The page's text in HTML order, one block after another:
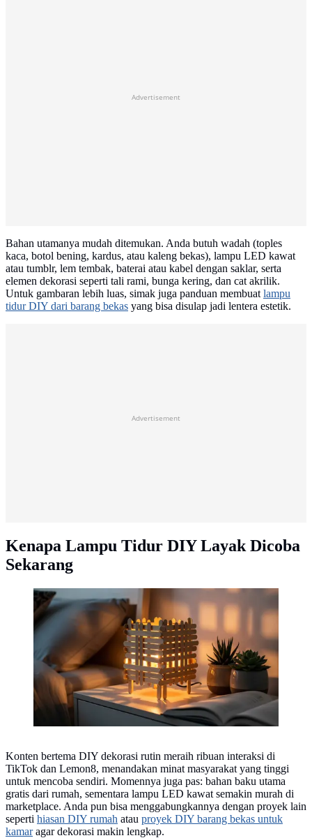
Advertisement
Bahan utamanya mudah ditemukan. Anda butuh wadah (toples
kaca, botol bening, kardus, atau kaleng bekas), lampu LED kawat
atau tumblr, lem tembak, baterai atau kabel dengan saklar, serta
elemen dekorasi seperti tali rami, bunga kering, dan cat akrilik.
Untuk gambaran lebih luas, simak juga panduan membuat lampu
tidur DIY dari barang bekas yang bisa disulap jadi lentera estetik.
Advertisement
Kenapa Lampu Tidur DIY Layak Dicoba
Sekarang
Lampu Tidur dari Stik Es Krim (AI Generated)
Konten bertema DIY dekorasi rutin meraih ribuan interaksi di
TikTok dan Lemon8, menandakan minat masyarakat yang tinggi
untuk mencoba sendiri. Momennya juga pas: bahan baku utama
gratis dari rumah, sementara lampu LED kawat semakin murah di
marketplace. Anda pun bisa menggabungkannya dengan proyek lain
seperti hiasan DIY rumah atau proyek DIY barang bekas untuk
kamaragar dekorasi makin lengkap.